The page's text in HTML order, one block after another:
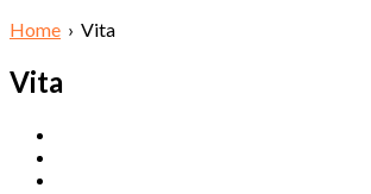
Home › Vita
Vita